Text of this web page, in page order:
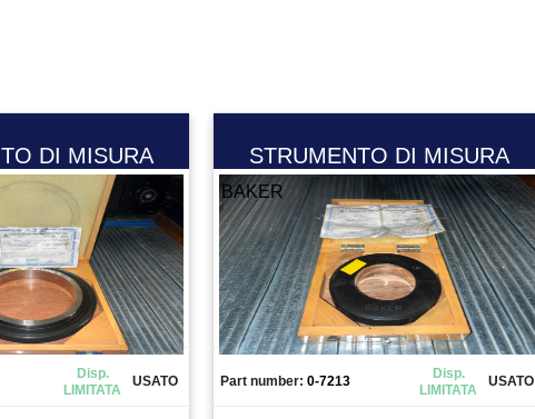
DI MISURA
Disp.
LIMITATA
USATO
STRUMENTO DI MISURA
BAKER
Part number: 0-7213
Disp.
LIMITATA
USATO